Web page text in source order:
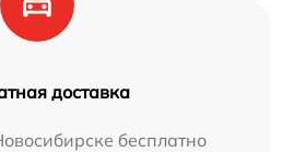
доставка
бесплатно